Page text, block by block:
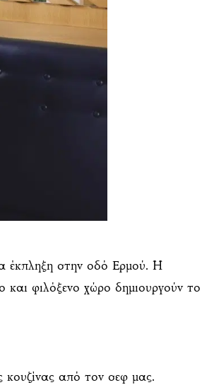
έκπληξη στην οδό Ερμού. Η
φιλόξενο χώρο δημιουργούν το
κουζίνας από τον σεφ μας.